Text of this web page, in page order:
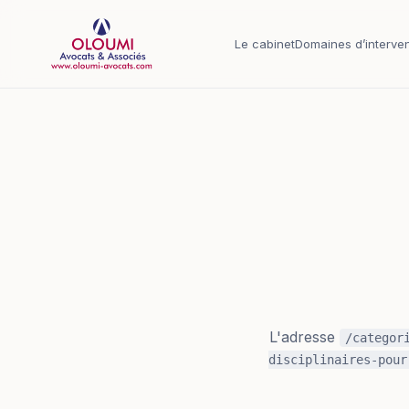
Le cabinetDomaines
L'adresse
/
disciplinaires-pour-